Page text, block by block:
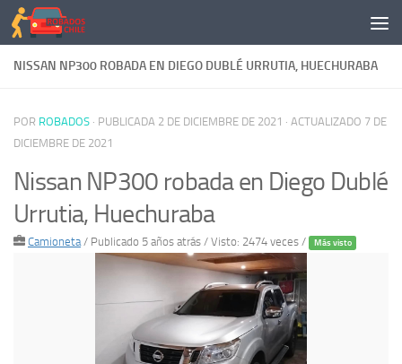
Saltar al contenido
NISSAN NP300 ROBADA EN DIEGO DUBLÉ URRUTIA, HUECHURABA
POR ROBADOS · PUBLICADA 2 DE DICIEMBRE DE 2021 · ACTUALIZADO 7 DE
DICIEMBRE DE 2021
Nissan NP300 robada en Diego Dublé
Urrutia, Huechuraba
Camioneta/ Publicado 5 años atrás / Visto: 2474 veces / Más visto